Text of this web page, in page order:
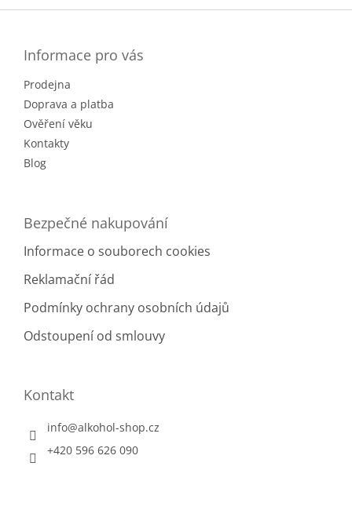
Informace pro vás
Prodejna
Doprava a platba
Ověření věku
Kontakty
Blog
Bezpečné nakupování
Informace o souborech cookies
Reklamační řád
Podmínky ochrany osobních údajů
Odstoupení od smlouvy
Kontakt
info@alkohol-shop.cz
+420 596 626 090